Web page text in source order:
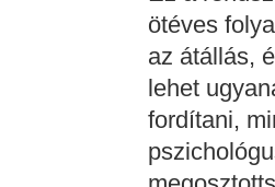
ötéves
az átállás,
lehet
fordítani,